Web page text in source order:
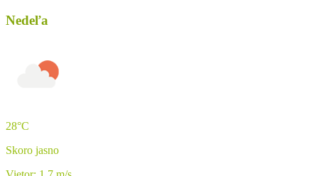
Nedeľa
28°C
Skoro jasno